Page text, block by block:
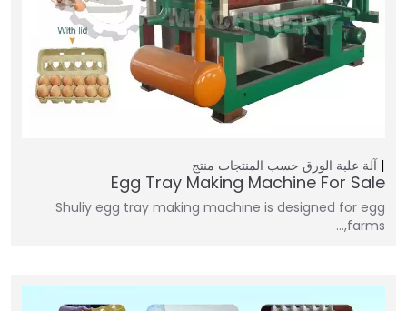
آلة علبة الورق حسب المنتجات منتج
Egg Tray Making Machine For Sale
Shuliy egg tray making machine is designed for egg
farms,…